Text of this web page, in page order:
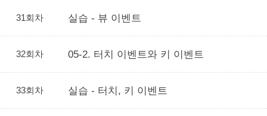
31회차 실습 - 뷰 이벤트
32회차 05-2. 터치 이벤트와 키 이벤트
33회차 실습 - 터치, 키 이벤트